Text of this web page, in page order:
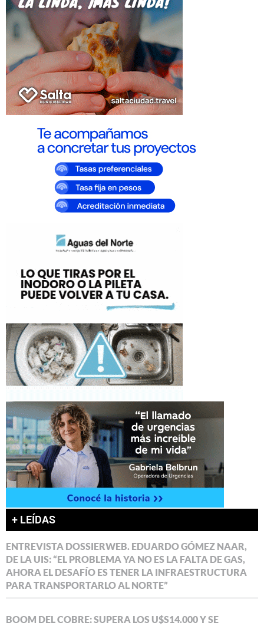
+ LEÍDAS
ENTREVISTA DOSSIERWEB. EDUARDO GÓMEZ NAAR,
DE LA UIS: “EL PROBLEMA YA NO ES LA FALTA DE GAS,
AHORA EL DESAFÍO ES TENER LA INFRAESTRUCTURA
PARA TRANSPORTARLO AL NORTE”
BOOM DEL COBRE: SUPERA LOS U$S14.000 Y SE